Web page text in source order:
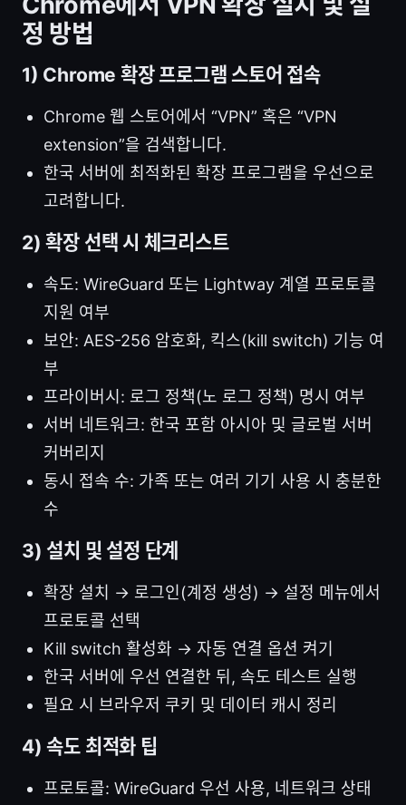
정 방법
1) Chrome 확장 프로그램 스토어 접속
Chrome 웹 스토어에서 “VPN” 혹은 “VPN
extension”을 검색합니다.
한국 서버에 최적화된 확장 프로그램을 우선으로
고려합니다.
2) 확장 선택 시 체크리스트
속도: WireGuard 또는 Lightway 계열 프로토콜
지원 여부
보안: AES-256 암호화, 킥스(kill switch) 기능 여
부
프라이버시: 로그 정책(노 로그 정책) 명시 여부
서버 네트워크: 한국 포함 아시아 및 글로벌 서버
커버리지
동시 접속 수: 가족 또는 여러 기기 사용 시 충분한
수
3) 설치 및 설정 단계
확장 설치 → 로그인(계정 생성) → 설정 메뉴에서
프로토콜 선택
Kill switch 활성화 → 자동 연결 옵션 켜기
한국 서버에 우선 연결한 뒤, 속도 테스트 실행
필요 시 브라우저 쿠키 및 데이터 캐시 정리
4) 속도 최적화 팁
프로토콜: WireGuard 우선 사용, 네트워크 상태